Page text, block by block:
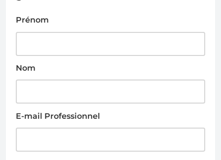
Prénom
Nom
E-mail Professionnel